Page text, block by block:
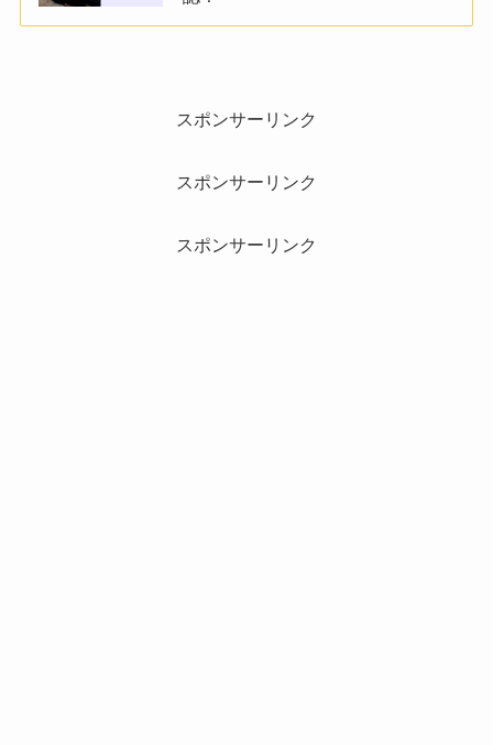
スポンサーリンク
スポンサーリンク
スポンサーリンク